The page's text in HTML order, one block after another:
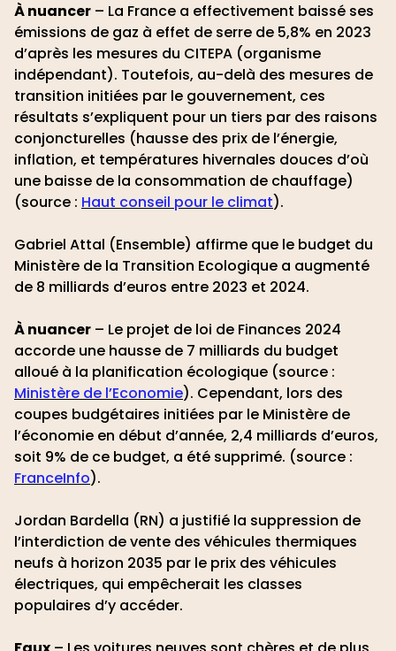
À nuancer – La France a effectivement baissé ses
émissions de gaz à effet de serre de 5,8% en 2023
d’après les mesures du CITEPA (organisme
indépendant). Toutefois, au-delà des mesures de
transition initiées par le gouvernement, ces
résultats s’expliquent pour un tiers par des raisons
conjoncturelles (hausse des prix de l’énergie,
inflation, et températures hivernales douces d’où
une baisse de la consommation de chauffage)
(source : Haut conseil pour le climat).
Gabriel Attal (Ensemble) affirme que le budget du
Ministère de la Transition Ecologique a augmenté
de 8 milliards d’euros entre 2023 et 2024.
À nuancer – Le projet de loi de Finances 2024
accorde une hausse de 7 milliards du budget
alloué à la planification écologique (source :
Ministère de l’Economie). Cependant, lors des
coupes budgétaires initiées par le Ministère de
l’économie en début d’année, 2,4 milliards d’euros,
soit 9% de ce budget, a été supprimé. (source :
FranceInfo).
Jordan Bardella (RN) a justifié la suppression de
l’interdiction de vente des véhicules thermiques
neufs à horizon 2035 par le prix des véhicules
électriques, qui empêcherait les classes
populaires d’y accéder.